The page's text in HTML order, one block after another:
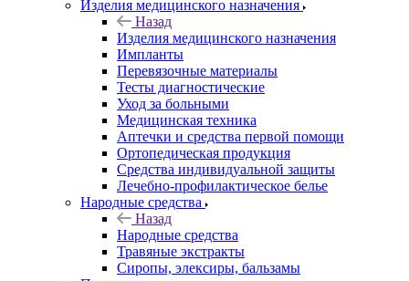
Изделия медицинского назначения
Назад
Изделия медицинского назначения
Импланты
Перевязочные материалы
Тесты диагностические
Уход за больными
Медицинская техника
Аптечки и средства первой помощи
Ортопедическая продукция
Средства индивидуальной защиты
Лечебно-профилактическое белье
Народные средства
Назад
Народные средства
Травяные экстракты
Сиропы, элексиры, бальзамы